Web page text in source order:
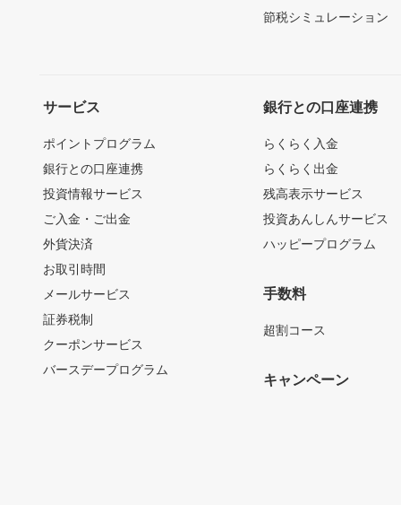
節税シミュレーション
サービス
ポイントプログラム
銀行との口座連携
投資情報サービス
ご入金・ご出金
外貨決済
お取引時間
メールサービス
証券税制
クーポンサービス
バースデープログラム
銀行との口座連携
らくらく入金
らくらく出金
残高表示サービス
投資あんしんサービス
ハッピープログラム
手数料
超割コース
キャンペーン